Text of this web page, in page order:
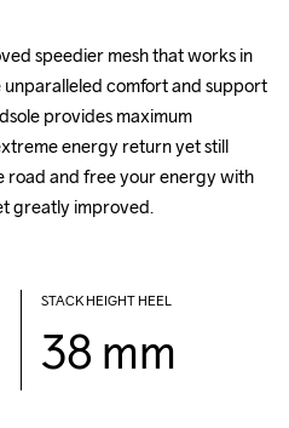
speedier mesh that works in
comfort and support
provides maximum
energy return yet still
road and free your energy with
greatly improved.
STACK HEIGHT HEEL
38 mm